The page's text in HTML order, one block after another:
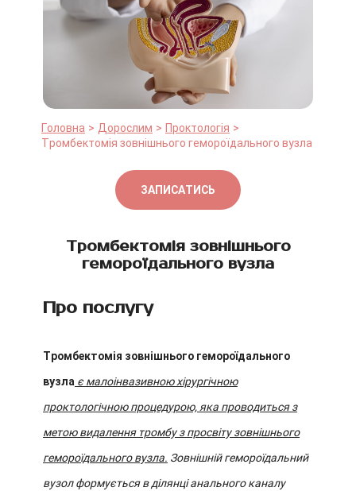
Головна Дорослим
Проктологія
Тромбектомія зовнішнього гемороїдального вузла
ЗАПИСАТИСЬ
Тромбектомія зовнішнього
гемороїдального вузла
Про послугу
Тромбектомія зовнішнього гемороїдального
вузла є малоінвазивною хірургічною
проктологічною процедурою, яка проводиться з
метою видалення тромбу з просвіту зовнішнього
гемороїдального вузла. Зовнішній гемороїдальний
вузол формується в ділянці анального каналу